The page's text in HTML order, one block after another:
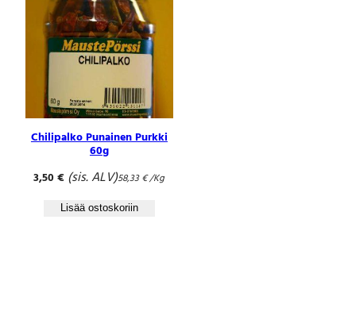
Chilipalko Punainen Purkki
60g
3,50€ (sis. ALV)58,33€/Kg
Lisää ostoskoriin